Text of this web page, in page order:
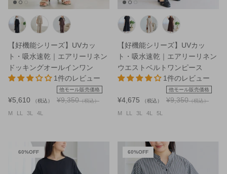
【好機能シリーズ】UVカッ
ト・吸水速乾｜エアリーリネン
ドッキングオールインワン
1件のレビュー
¥5,610 （税込）
他モール販売価格
¥9,350（税込）
M LL 3L 4L
【好機能シリーズ】UVカッ
ト・吸水速乾｜エアリーリネン
ウエストベルトワンピース
1件のレビュー
¥4,675 （税込）
他モール販売価格
¥9,350（税込）
M LL 3L 4L 5L
60%OFF 60%OFF